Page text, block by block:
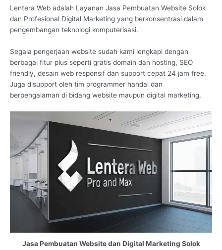
Lentera Web adalah Layanan Jasa Pembuatan Website Solok
dan Profesional Digital Marketing yang berkonsentrasi dalam
pengembangan teknologi komputerisasi.
Segala pengerjaan website sudah kami lengkapi dengan
berbagai fitur plus seperti gratis domain dan hosting, SEO
friendly, desain web responsif dan support cepat 24 jam free.
Juga disupport oleh tim programmer handal dan
berpengalaman di bidang website maupun digital marketing.
Jasa Pembuatan Website dan Digital Marketing Solok